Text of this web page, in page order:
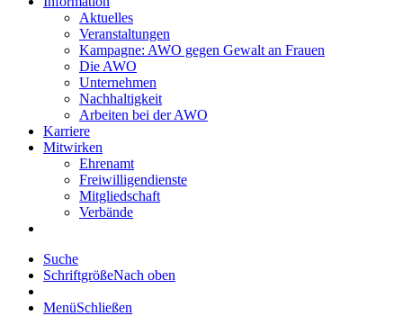
Aktuelles
Veranstaltungen
Kampagne: AWO gegen Gewalt an Frauen
Die AWO
Unternehmen
Nachhaltigkeit
Arbeiten bei der AWO
Karriere
Mitwirken
Ehrenamt
Freiwilligendienste
Mitgliedschaft
Verbände
Suche
SchriftgrößeNach oben
MenüSchließen